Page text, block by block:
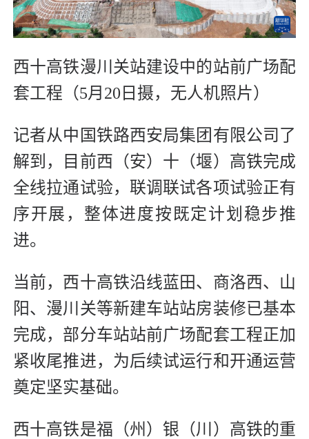
西十高铁漫川关站建设中的站前广场配
套工程（5月20日摄，无人机照片）
记者从中国铁路西安局集团有限公司了
解到，目前西（安）十（堰）高铁完成
全线拉通试验，联调联试各项试验正有
序开展，整体进度按既定计划稳步推
进。
当前，西十高铁沿线蓝田、商洛西、山
阳、漫川关等新建车站站房装修已基本
完成，部分车站站前广场配套工程正加
紧收尾推进，为后续试运行和开通运营
奠定坚实基础。
西十高铁是福（州）银（川）高铁的重